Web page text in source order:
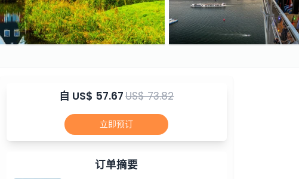
自 US$ 57.67US$ 73.82
立即预订
订单摘要